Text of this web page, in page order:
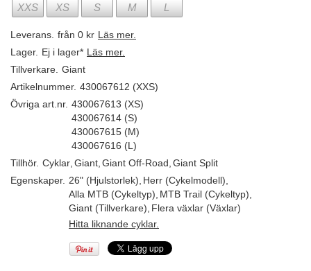
XXS
XS S M L
Leverans. från 0 kr Läs mer.
Lager. Ej i lager* Läs mer.
Tillverkare. Giant
Artikelnummer. 430067612 (XXS)
Övriga art.nr. 430067613 (XS)
430067614 (S)
430067615 (M)
430067616 (L)
Tillhör. Cyklar Giant Giant Off-Road Giant Split
Egenskaper. 26" (Hjulstorlek) Herr (Cykelmodell)
Alla MTB (Cykeltyp) MTB Trail (Cykeltyp)
Giant (Tillverkare) Flera växlar (Växlar)
Hitta liknande cyklar.